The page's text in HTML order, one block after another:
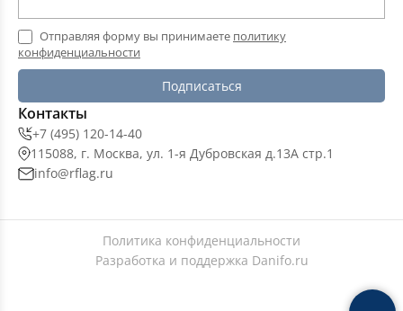
Отправляя форму вы принимаете политику
конфиденциальности
Подписаться
Контакты
+7 (495) 120-14-40
115088, г. Москва, ул. 1-я Дубровская д.13А стр.1
info@rflag.ru
Политика конфиденциальности
Разработка и поддержка Danifo.ru